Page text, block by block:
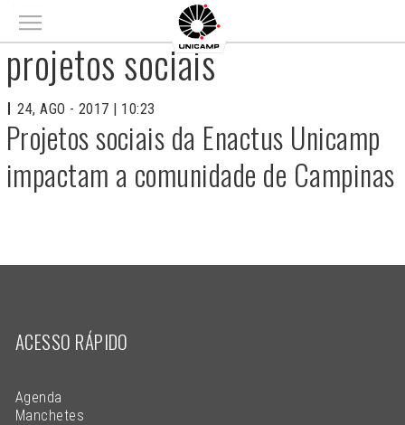
Main menu
projetos sociais
24, AGO - 2017 | 10:23
Projetos sociais da Enactus Unicamp
impactam a comunidade de Campinas
ACESSO RÁPIDO
Agenda
Manchetes